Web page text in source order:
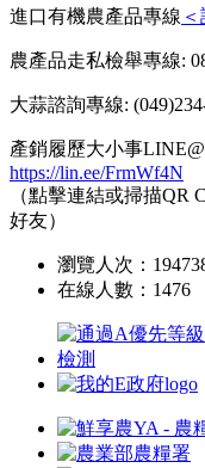
進口有機農產品專線
農產品走私檢舉專線:
大蒜諮詢專線:
產銷履歷大小事LINE@
https://lin.ee/FrmWf4N
（點擊連結或掃描QR
好友）
瀏覽人次：
在線人數： 1476